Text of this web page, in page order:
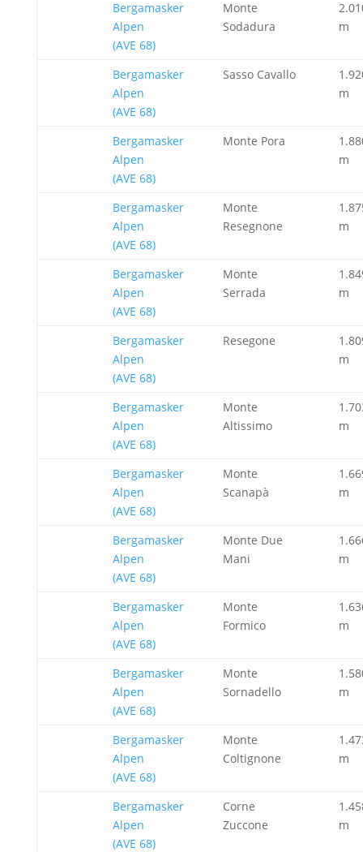
Bergamasker
Alpen
(AVE 68)
Monte
Sodadura
m
Bergamasker
Alpen
(AVE 68)
Sasso Cavallo
m
Bergamasker
Alpen
(AVE 68)
Monte Pora
m
Bergamasker
Alpen
(AVE 68)
Monte
Resegnone
m
Bergamasker
Alpen
(AVE 68)
Monte
Serrada
m
Bergamasker
Alpen
(AVE 68)
Resegone
m
Bergamasker
Alpen
(AVE 68)
Monte
Altissimo
m
Bergamasker
Alpen
(AVE 68)
Monte
Scanapà
m
Bergamasker
Alpen
(AVE 68)
Monte Due
Mani
m
Bergamasker
Alpen
(AVE 68)
Monte
Formico
m
Bergamasker
Alpen
(AVE 68)
Monte
Sornadello
m
Bergamasker
Alpen
(AVE 68)
Monte
Coltignone
m
Bergamasker
Alpen
(AVE 68)
Corne
Zuccone
m